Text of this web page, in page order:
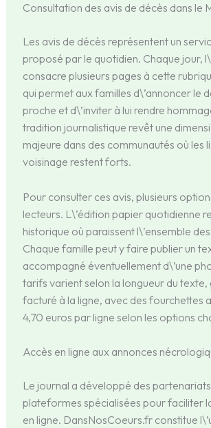
Consultation des avis de décès dans le
Les avis de décès représentent un
proposé par le quotidien. Chaque jour,
consacre plusieurs pages à cette
qui permet aux familles d\’annoncer le
proche et d\’inviter à lui rendre
tradition journalistique revêt une
majeure dans des communautés où les
voisinage restent forts.
Pour consulter ces avis, plusieurs
lecteurs. L\’édition papier quotidienne
historique où paraissent l\’ensemble
Chaque famille peut y faire publier un
accompagné éventuellement d\’une
tarifs varient selon la longueur du
facturé à la ligne, avec des fourchettes
4,70 euros par ligne selon les options
Accès en ligne aux annonces
Le journal a développé des
plateformes spécialisées pour faciliter
en ligne. DansNosCoeurs.fr constitue